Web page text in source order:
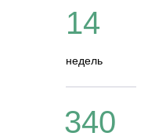
14
340
недель